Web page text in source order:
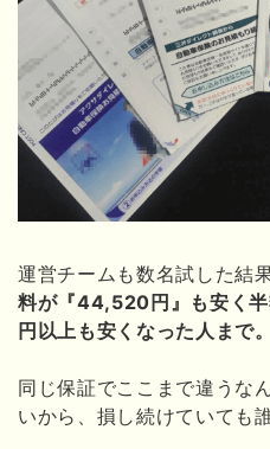
運営チームも数名試した結果
料が『44,520円』も安く
円以上も安くなった人まで。
同じ保証でここまで違うな
いから、損し続けていても